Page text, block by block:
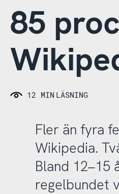
85
12 MIN LÄSNING
Fler än fyra
Wikipedia.
Bland 12–15
regelbundet